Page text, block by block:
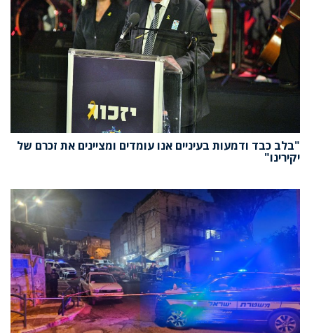
"בלב כבד ודמעות בעיניים אנו עומדים ומציינים את זכרם של
יקירינו"